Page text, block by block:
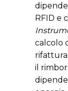
RFID e
calcolo
il